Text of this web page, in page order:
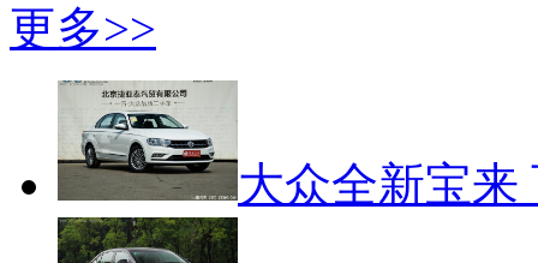
更多>>
大众全新宝来